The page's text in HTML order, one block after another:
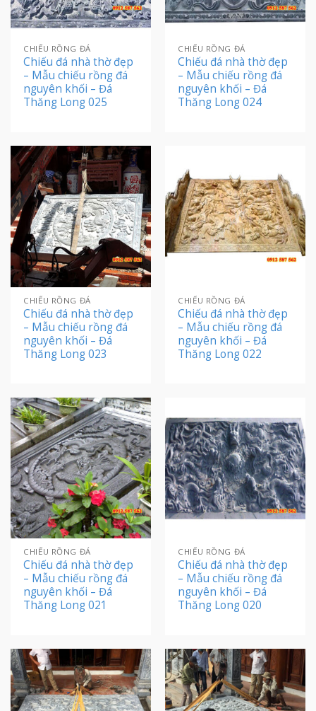
CHIẾU RỒNG ĐÁ
Chiếu đá nhà thờ đẹp
– Mẫu chiếu rồng đá
nguyên khối – Đá
Thăng Long 025
CHIẾU RỒNG ĐÁ
Chiếu đá nhà thờ đẹp
– Mẫu chiếu rồng đá
nguyên khối – Đá
Thăng Long 024
CHIẾU RỒNG ĐÁ
Chiếu đá nhà thờ đẹp
– Mẫu chiếu rồng đá
nguyên khối – Đá
Thăng Long 023
CHIẾU RỒNG ĐÁ
Chiếu đá nhà thờ đẹp
– Mẫu chiếu rồng đá
nguyên khối – Đá
Thăng Long 022
CHIẾU RỒNG ĐÁ
Chiếu đá nhà thờ đẹp
– Mẫu chiếu rồng đá
nguyên khối – Đá
Thăng Long 021
CHIẾU RỒNG ĐÁ
Chiếu đá nhà thờ đẹp
– Mẫu chiếu rồng đá
nguyên khối – Đá
Thăng Long 020